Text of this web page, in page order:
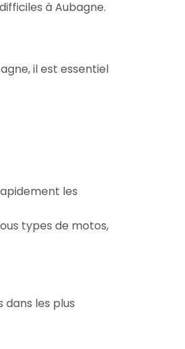
à Aubagne.
il est essentiel
les
types de motos,
les plus